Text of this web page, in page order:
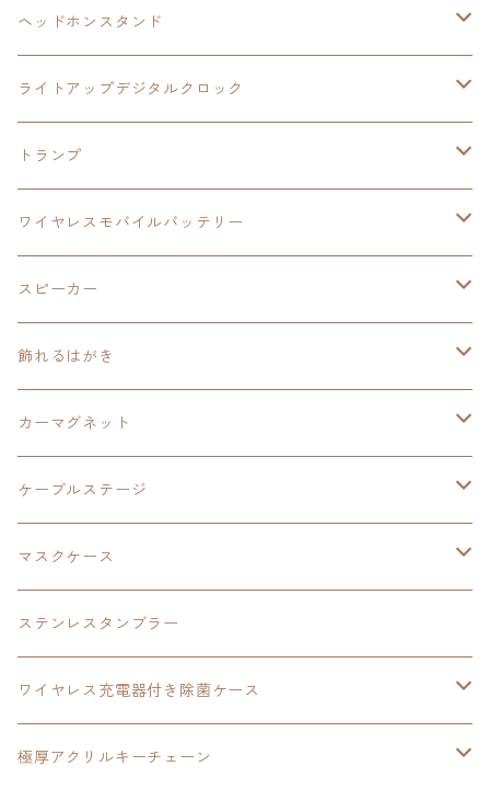
ワイヤレスモバイルバッテリー
置くだけスピーカー
飾れるはがき
モバイルバッテリー
除菌ケース
オーロラアクリルスタンド
碧の軌跡：改
創の軌跡
ケーブルステージ
イラストフレームクロック
アクリルマグネット
ダブルアクリルキーチェーン
40周年記念
黎の軌跡
3in1充電ケーブル
カードサイズスピーカー
黎の軌跡Ⅱ
イースⅩ
東亰ザナドゥeX+
極厚アクリルキーチェーン
オーロラアクリルスタンド
イースvs空の軌跡
軌跡シリーズ20周年
界の軌跡
アクリルマグネット
ヘッドホンスタンド
空の軌跡1st
イース
閃の軌跡Ⅲ
ソーラーパネル
LEDライト付き
閃の軌跡Ⅳ
イースⅨ
イースⅨ
零の軌跡：改
碧の軌跡：改
創の軌跡
黎の軌跡
黎の軌跡Ⅱ
空の軌跡1st
界の軌跡
サンリオ
ワンピース
今日から俺は！！
ゴジラ
手塚治虫
ウルトラマン
タツノコプロ
ドラえもん
ヘッドホンスタンド
閃の軌跡Ⅳ
イースⅨ
零の軌跡：改
碧の軌跡：改
創の軌跡
黎の軌跡
黎の軌跡Ⅱ
界の軌跡
ライトアップデジタルクロック
閃の軌跡Ⅳ
イースⅨ
零の軌跡：改
碧の軌跡：改
創の軌跡
トランプ
日本ファルコム
ワイヤレスモバイルバッテリー
イースⅨ
閃の軌跡
閃の軌跡Ⅳ
零の軌跡：改
碧の軌跡：改
創の軌跡
40周年記念
スピーカー
置くだけスピーカー
碧の軌跡：改
創の軌跡
バイブレーションスピーカー
軌跡シリーズ15周年
創の軌跡
飾れるはがき
閃の軌跡Ⅳ
イースⅨ
創の軌跡
カーマグネット
軌跡シリーズ
ケーブルステージ
閃の軌跡Ⅲ
創の軌跡
マスクケース
創の軌跡
ステンレスタンブラー
ワイヤレス充電器付き除菌ケース
創の軌跡
極厚アクリルキーチェーン